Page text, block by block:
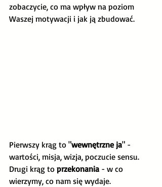
zobaczycie, co ma wpływ na poziom
Waszej motywacji i jak ją zbudować.
Pierwszy krąg to "wewnętrzne ja" -
wartości, misja, wizja, poczucie sensu.
Drugi krąg to przekonania - w co
wierzymy, co nam się wydaje.